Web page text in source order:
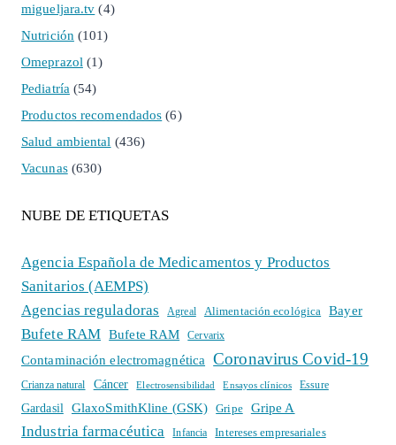
migueljara.tv (4)
Nutrición (101)
Omeprazol (1)
Pediatría (54)
Productos recomendados (6)
Salud ambiental (436)
Vacunas(630)
NUBE DE ETIQUETAS
Agencia Española de Medicamentos y Productos
Sanitarios (AEMPS)
Agencias reguladoras
Agreal Alimentación ecológica Bayer
Bufete RAM Bufete RAM Cervarix
Contaminación electromagnética Coronavirus Covid-19
Crianza natural Cáncer Electrosensibilidad Ensayos clínicos Essure
Gardasil GlaxoSmithKline (GSK) Gripe Gripe A
Industria farmacéutica Infancia
Intereses empresariales